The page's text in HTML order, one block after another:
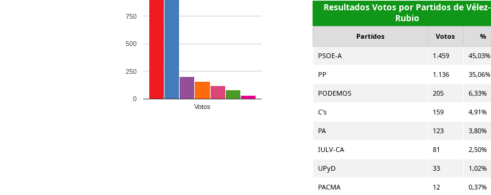
Votos
0
250
500
750
Resultados Votos por Partidos de Vélez-
Rubio
Partidos Votos %
PSOE-A 1.459 45,03%
PP 1.136 35,06%
PODEMOS 205 6,33%
C's 159 4,91%
PA 123 3,80%
IULV-CA 81 2,50%
UPyD 33 1,02%
PACMA 12 0,37%